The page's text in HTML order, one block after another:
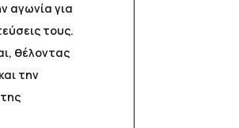
αγωνία για
τους.
θέλοντας
την